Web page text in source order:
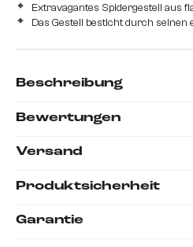
Extravagantes Spidergestell aus
Das Gestell besticht durch seinen
Beschreibung
Bewertungen
Versand
Produktsicherheit
Garantie